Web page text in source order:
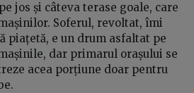
jos și câteva terase goale, care
Soferul, revoltat, îmi
piațetă, e un drum asfaltat pe
dar primarul orașului se
acea porțiune doar pentru